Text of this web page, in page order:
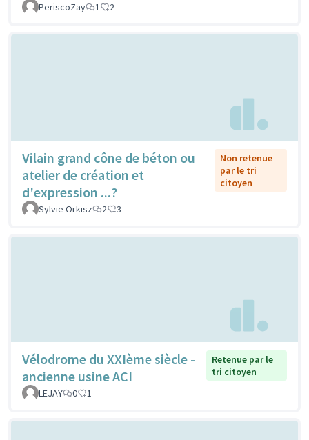
PeriscoZay
1 2
Vilain grand cône de béton ou
atelier de création et
d'expression ...?
Non retenue
par le tri
citoyen
Sylvie Orkisz 2 3
Vélodrome du XXIème siècle -
ancienne usine ACI
Retenue par le
tri citoyen
LEJAY
0 1